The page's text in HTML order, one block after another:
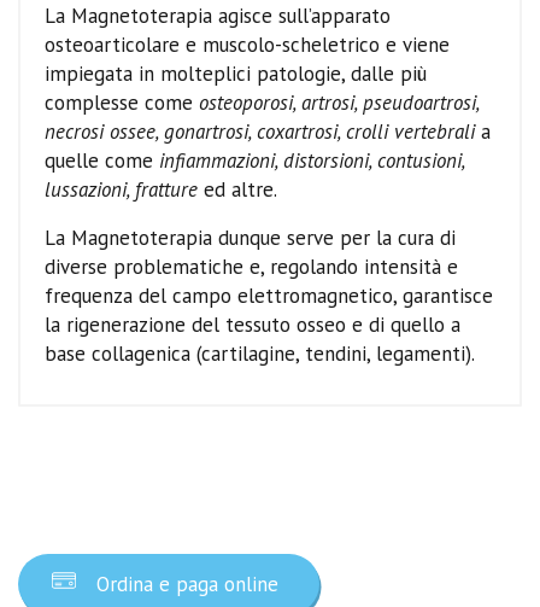
La Magnetoterapia agisce sull’apparato
osteoarticolare e muscolo-scheletrico e viene
impiegata in molteplici patologie, dalle più
complesse come osteoporosi, artrosi, pseudoartrosi,
necrosi ossee, gonartrosi, coxartrosi, crolli vertebralia
quelle come infiammazioni, distorsioni, contusioni,
lussazioni, fratture ed altre.
La Magnetoterapia dunque serve per la cura di
diverse problematiche e, regolando intensità e
frequenza del campo elettromagnetico, garantisce
la rigenerazione del tessuto osseo e di quello a
base collagenica (cartilagine, tendini, legamenti).
Ordina e paga online